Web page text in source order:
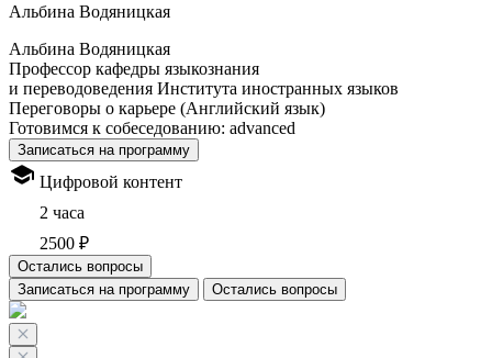
Альбина Водяницкая
Альбина Водяницкая
Профессор кафедры языкознания
и переводоведения Института иностранных языков
Переговоры о карьере (Английский язык)
Готовимся к собеседованию: advanced
Записаться на программу
Цифровой контент
2 часа
2500 ₽
Остались вопросы
Записаться на программу
Остались вопросы